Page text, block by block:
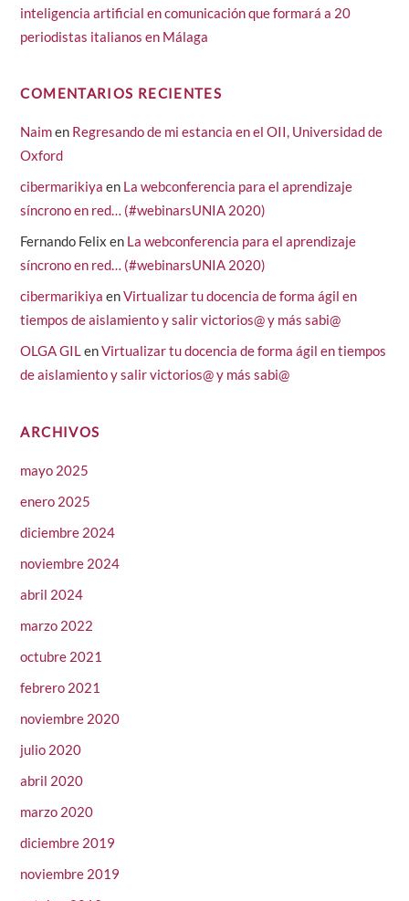
inteligencia artificial en comunicación que formará a 20
periodistas italianos en Málaga
COMENTARIOS RECIENTES
Naimen Regresando de mi estancia en el OII, Universidad de
Oxford
cibermarikiya en La webconferencia para el aprendizaje
síncrono en red… (#webinarsUNIA 2020)
Fernando Felix en La webconferencia para el aprendizaje
síncrono en red… (#webinarsUNIA 2020)
cibermarikiya enVirtualizar tu docencia de forma ágil en
tiempos de aislamiento y salir victorios@ y más sabi@
OLGA GILenVirtualizar tu docencia de forma ágil en tiempos
de aislamiento y salir victorios@ y más sabi@
ARCHIVOS
mayo 2025
enero 2025
diciembre 2024
noviembre 2024
abril 2024
marzo 2022
octubre 2021
febrero 2021
noviembre 2020
julio 2020
abril 2020
marzo 2020
diciembre 2019
noviembre 2019